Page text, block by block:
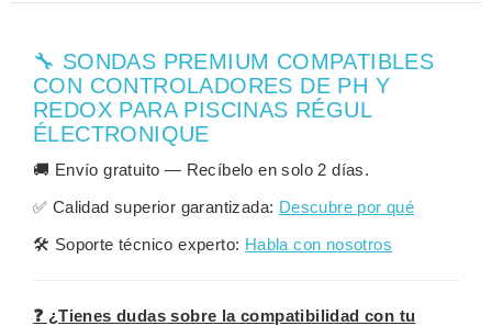
🔧 SONDAS PREMIUM COMPATIBLES
CON CONTROLADORES DE PH Y
REDOX PARA PISCINAS RÉGUL
ÉLECTRONIQUE
🚚 Envío gratuito — Recíbelo en solo 2 días.
✅ Calidad superior garantizada: Descubre por qué
🛠️ Soporte técnico experto: Habla con nosotros
❓ ¿Tienes dudas sobre la compatibilidad con tu